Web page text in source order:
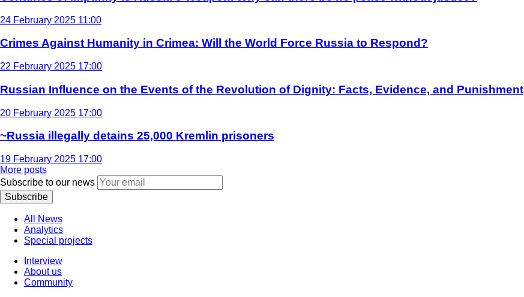
24 February 2025 11:00
Crimes Against Humanity in Crimea: Will the World Force Russia to Respond?
22 February 2025 17:00
Russian Influence on the Events of the Revolution of Dignity: Facts, Evidence, and Punishment
20 February 2025 17:00
~Russia illegally detains 25,000 Kremlin prisoners
19 February 2025 17:00
More posts
Subscribe to our news
Subscribe
All News
Analytics
Special projects
Interview
About us
Community